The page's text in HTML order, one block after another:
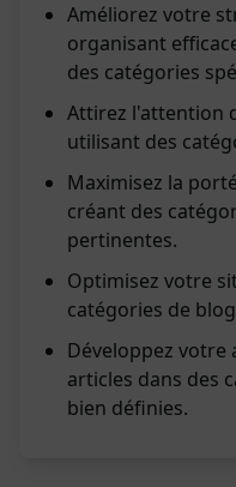
Améliorez votre
organisant
des catégories
Attirez l'attention
utilisant des
Maximisez la
créant des
pertinentes.
Optimisez votre
catégories de
Développez votre
articles dans des
bien définies.